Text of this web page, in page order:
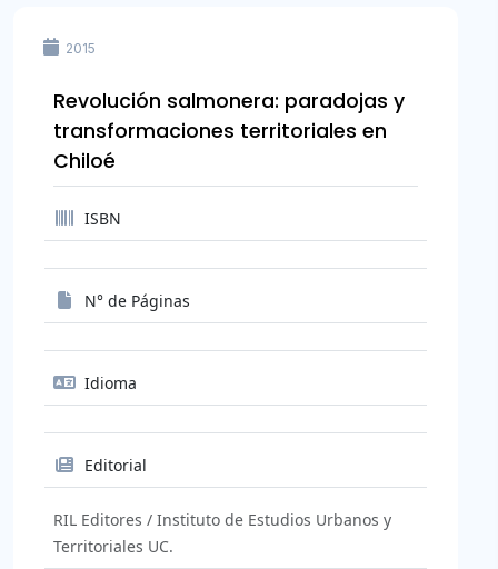
2015
Revolución salmonera: paradojas y
transformaciones territoriales en
Chiloé
ISBN
N° de Páginas
Idioma
Editorial
RIL Editores / Instituto de Estudios Urbanos y
Territoriales UC.